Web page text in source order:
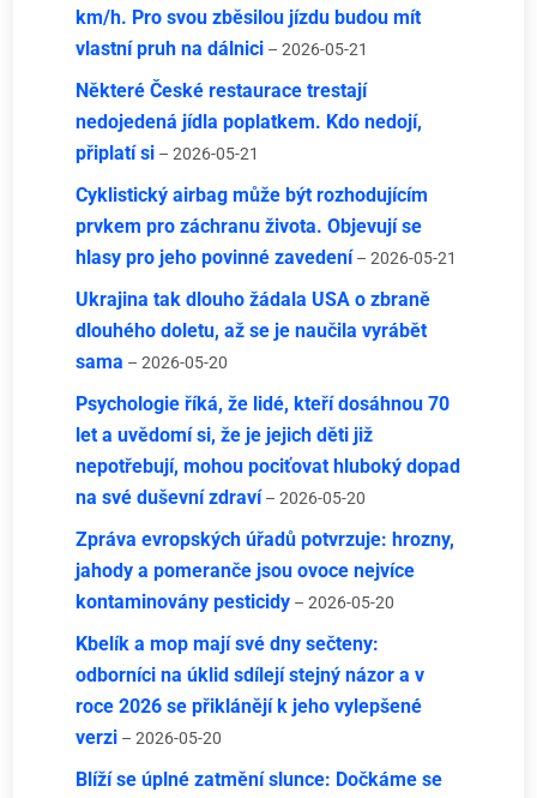
km/h. Pro svou zběsilou jízdu budou mít
vlastní pruh na dálnici – 2026-05-21
Některé České restaurace trestají
nedojedená jídla poplatkem. Kdo nedojí,
připlatí si – 2026-05-21
Cyklistický airbag může být rozhodujícím
prvkem pro záchranu života. Objevují se
hlasy pro jeho povinné zavedení – 2026-05-21
Ukrajina tak dlouho žádala USA o zbraně
dlouhého doletu, až se je naučila vyrábět
sama – 2026-05-20
Psychologie říká, že lidé, kteří dosáhnou 70
let a uvědomí si, že je jejich děti již
nepotřebují, mohou pociťovat hluboký dopad
na své duševní zdraví – 2026-05-20
Zpráva evropských úřadů potvrzuje: hrozny,
jahody a pomeranče jsou ovoce nejvíce
kontaminovány pesticidy – 2026-05-20
Kbelík a mop mají své dny sečteny:
odborníci na úklid sdílejí stejný názor a v
roce 2026 se přiklánějí k jeho vylepšené
verzi – 2026-05-20
Blíží se úplné zatmění slunce: Dočkáme se